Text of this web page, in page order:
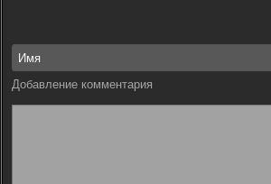
Добавление комментария